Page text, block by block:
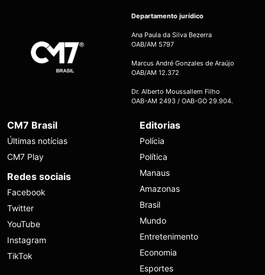
Departamento jurídico
Ana Paula da Silva Bezerra
OAB/AM 5797
Marcus André Gonzales de Araújo
OAB/AM 12.372
Dr. Alberto Moussallem Filho
OAB-AM 2493 / OAB-GO 29.904.
CM7 Brasil
Últimas notícias
CM7 Play
Redes sociais
Facebook
Twitter
YouTube
Instagram
TikTok
Editorias
Polícia
Política
Manaus
Amazonas
Brasil
Mundo
Entretenimento
Economia
Esportes